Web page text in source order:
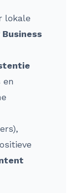
lokale
Business
en